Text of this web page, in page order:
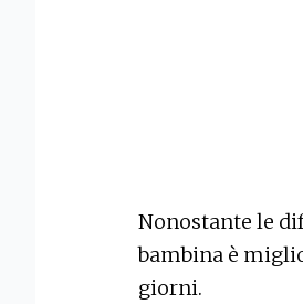
Nonostante le
bambina è
giorni.